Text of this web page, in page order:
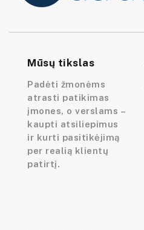
Mūsų tikslas
Padėti žmonėms
atrasti patikimas
įmones, o verslams –
kaupti atsiliepimus
ir kurti pasitikėjimą
per realią klientų
patirtį.